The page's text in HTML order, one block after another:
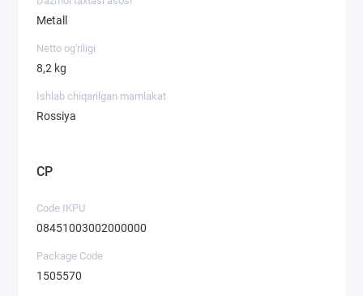
Metall
Netto og'riligi
8,2 kg
Ishlab chiqarilgan mamlakat
Rossiya
CP
Code IKPU
08451003002000000
Package Code
1505570